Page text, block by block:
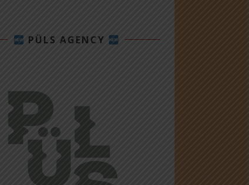
PÜLS AGENCY